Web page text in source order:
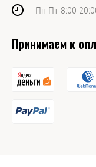
Пн-Пт 8:00-
Принимаем к